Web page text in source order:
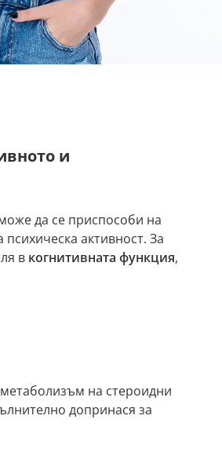
и
да се приспособи на
активност. За
в когнитивната функция,
на стероидни
допринася за